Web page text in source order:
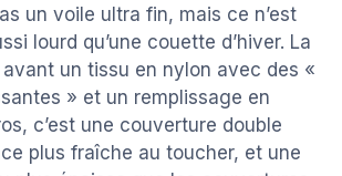
un voile ultra fin, mais ce n’est
lourd qu’une couette d’hiver. La
un tissu en nylon avec des «
» et un remplissage en
c’est une couverture double
plus fraîche au toucher, et une